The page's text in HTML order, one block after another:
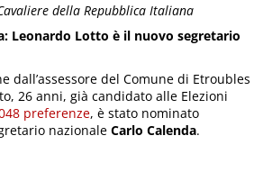
della Repubblica Italiana
Leonardo Lotto è il nuovo segretario
dall’assessore del Comune di Etroubles
26 anni, già candidato alle Elezioni
preferenze, è stato nominato
nazionale Carlo Calenda.